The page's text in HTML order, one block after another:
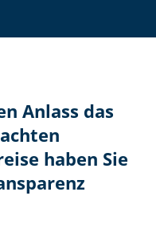
Anlass das
haben Sie